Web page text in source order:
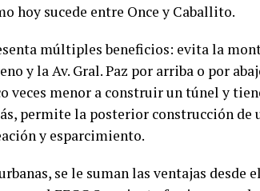
hoy sucede entre Once y Caballito.
múltiples beneficios: evita la
y la Av. Gral. Paz por arriba o por
veces menor a construir un túnel y
permite la posterior construcción de
y esparcimiento.
se le suman las ventajas